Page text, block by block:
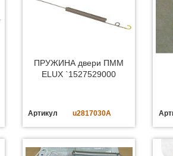
ПРУЖИНА двери ПММ
ELUX `1527529000
Артикул u2817030A